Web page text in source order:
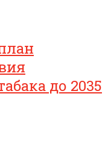
до 2035